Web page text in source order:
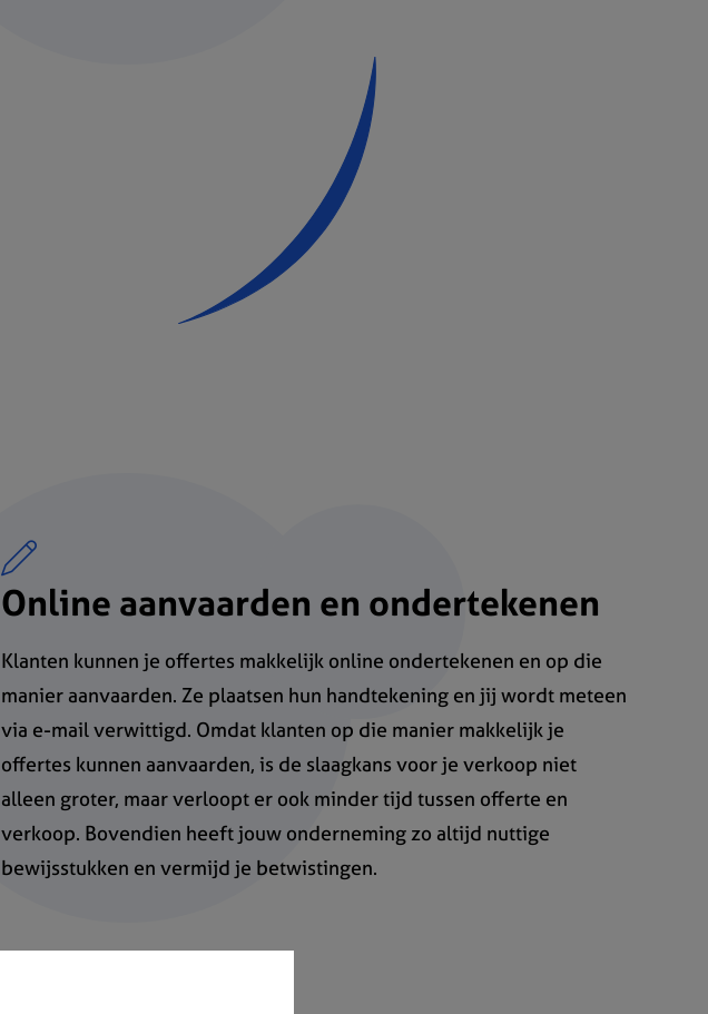
Online aanvaarden en ondertekenen
Klanten kunnen je offertes makkelijk online ondertekenen en op die
manier aanvaarden. Ze plaatsen hun handtekening en jij wordt meteen
via e-mail verwittigd. Omdat klanten op die manier makkelijk je
offertes kunnen aanvaarden, is de slaagkans voor je verkoop niet
alleen groter, maar verloopt er ook minder tijd tussen offerte en
verkoop. Bovendien heeft jouw onderneming zo altijd nuttige
bewijsstukken en vermijd je betwistingen.